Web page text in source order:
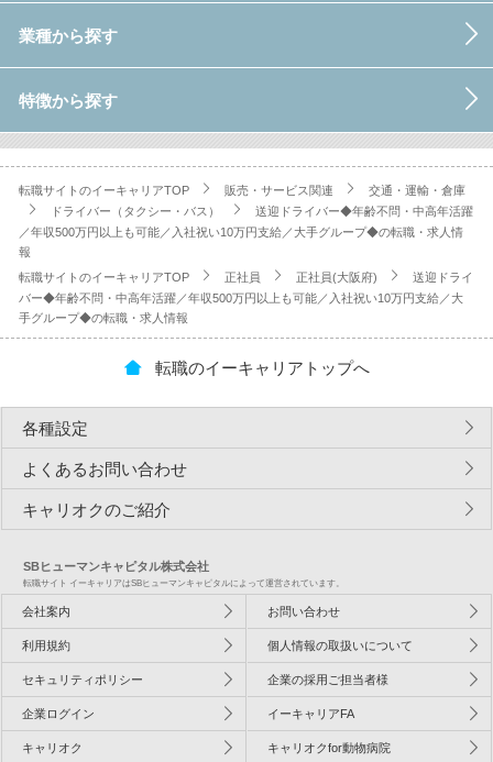
業種から探す
特徴から探す
転職サイトのイーキャリアTOP 販売・サービス関連
交通・運輸・倉庫
ドライバー（タクシー・バス）
送迎ドライバー◆年齢不問・中高年活躍
／年収500万円以上も可能／入社祝い10万円支給／大手グループ◆の転職・求人情
報
転職サイトのイーキャリアTOP
正社員 正社員(大阪府)
送迎ドライ
バー◆年齢不問・中高年活躍／年収500万円以上も可能／入社祝い10万円支給／大
手グループ◆の転職・求人情報
転職のイーキャリアトップへ
各種設定
よくあるお問い合わせ
キャリオクのご紹介
SBヒューマンキャピタル株式会社
転職サイト イーキャリアはSBヒューマンキャピタルによって運営されています。
会社案内 お問い合わせ
利用規約 個人情報の取扱いについて
セキュリティポリシー 企業の採用ご担当者様
企業ログイン イーキャリアFA
キャリオク キャリオクfor動物病院